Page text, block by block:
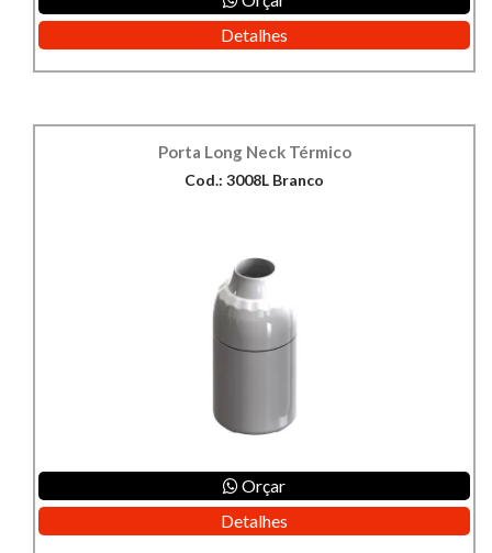
Detalhes
Porta Long Neck Térmico
Cod.: 3008L Branco
Orçar
Detalhes